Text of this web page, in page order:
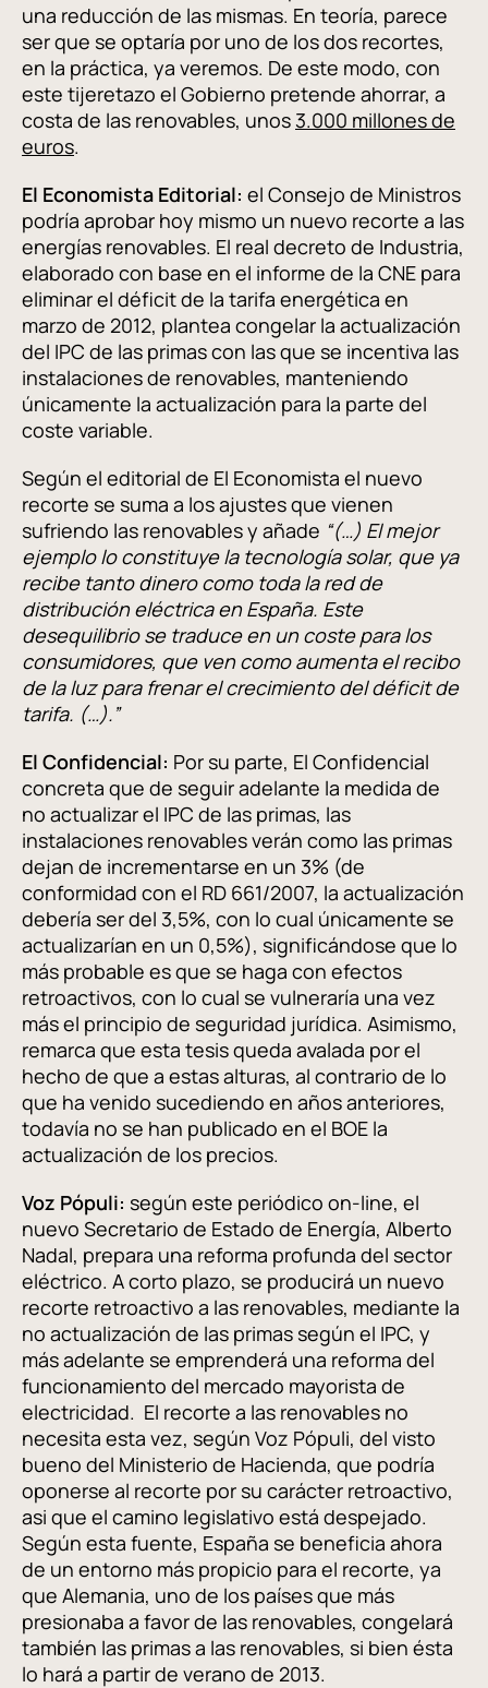
una reducción de las mismas. En teoría, parece
ser que se optaría por uno de los dos recortes,
en la práctica, ya veremos. De este modo, con
este tijeretazo el Gobierno pretende ahorrar, a
costa de las renovables, unos3.000 millones de
euros.
El Economista Editorial: el Consejo de Ministros
podría aprobar hoy mismo un nuevo recorte a las
energías renovables. El real decreto de Industria,
elaborado con base en el informe de la CNE para
eliminar el déficit de la tarifa energética en
marzo de 2012, plantea congelar la actualización
del IPC de las primas con las que se incentiva las
instalaciones de renovables, manteniendo
únicamente la actualización para la parte del
coste variable.
Según el editorial de El Economista el nuevo
recorte se suma a los ajustes que vienen
sufriendo las renovables y añade “(…) El mejor
ejemplo lo constituye la tecnología solar, que ya
recibe tanto dinero como toda la red de
distribución eléctrica en España. Este
desequilibrio se traduce en un coste para los
consumidores, que ven como aumenta el recibo
de la luz para frenar el crecimiento del déficit de
tarifa. (…).”
El Confidencial: Por su parte, El Confidencial
concreta que de seguir adelante la medida de
no actualizar el IPC de las primas, las
instalaciones renovables verán como las primas
dejan de incrementarse en un 3% (de
conformidad con el RD 661/2007, la actualización
debería ser del 3,5%, con lo cual únicamente se
actualizarían en un 0,5%), significándose que lo
más probable es que se haga con efectos
retroactivos, con lo cual se vulneraría una vez
más el principio de seguridad jurídica. Asimismo,
remarca que esta tesis queda avalada por el
hecho de que a estas alturas, al contrario de lo
que ha venido sucediendo en años anteriores,
todavía no se han publicado en el BOE la
actualización de los precios.
Voz Pópuli: según este periódico on-line, el
nuevo Secretario de Estado de Energía, Alberto
Nadal, prepara una reforma profunda del sector
eléctrico. A corto plazo, se producirá un nuevo
recorte retroactivo a las renovables, mediante la
no actualización de las primas según el IPC, y
más adelante se emprenderá una reforma del
funcionamiento del mercado mayorista de
electricidad. El recorte a las renovables no
necesita esta vez, según Voz Pópuli, del visto
bueno del Ministerio de Hacienda, que podría
oponerse al recorte por su carácter retroactivo,
asi que el camino legislativo está despejado.
Según esta fuente, España se beneficia ahora
de un entorno más propicio para el recorte, ya
que Alemania, uno de los países que más
presionaba a favor de las renovables, congelará
también las primas a las renovables, si bien ésta
lo hará a partir de verano de 2013.